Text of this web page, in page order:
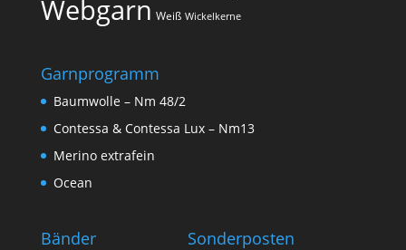
Webgarn Weiß Wickelkerne
Garnprogramm
Baumwolle – Nm 48/2
Contessa & Contessa Lux – Nm13
Merino extrafein
Ocean
Bänder Sonderposten